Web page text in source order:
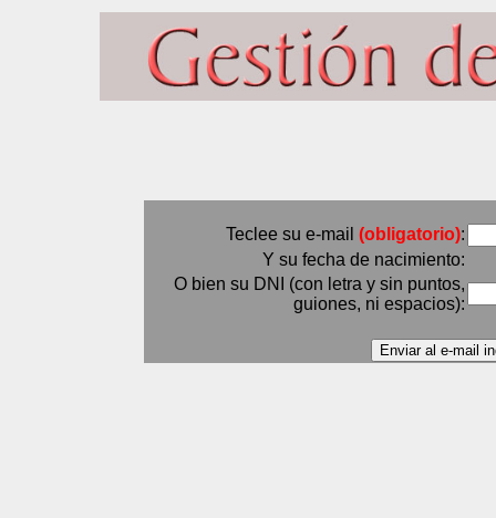
Teclee su e-mail (obligatorio):
Y su fecha de nacimiento:
O bien su DNI (con letra y sin puntos,
guiones, ni espacios):